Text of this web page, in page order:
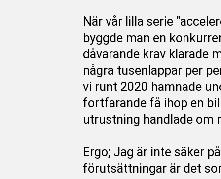
När vår lilla serie
byggde man en
dåvarande krav klarade
några tusenlappar per
vi runt 2020 hamnade
fortfarande få ihop en
utrustning handlade om
Ergo; Jag är inte säker
förutsättningar är det